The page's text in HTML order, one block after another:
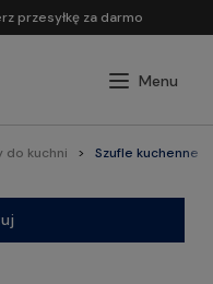
przesyłkę za darmo
do kuchni Szufle kuchenne